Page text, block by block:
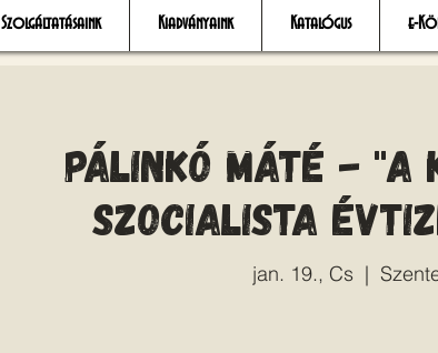
Szolgáltatásaink Kiadványaink Katalógus e-
Pálinkó Máté -
szocialista
jan. 19., Cs
  |